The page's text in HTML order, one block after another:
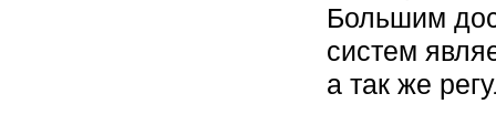
Большим
систем
а так же